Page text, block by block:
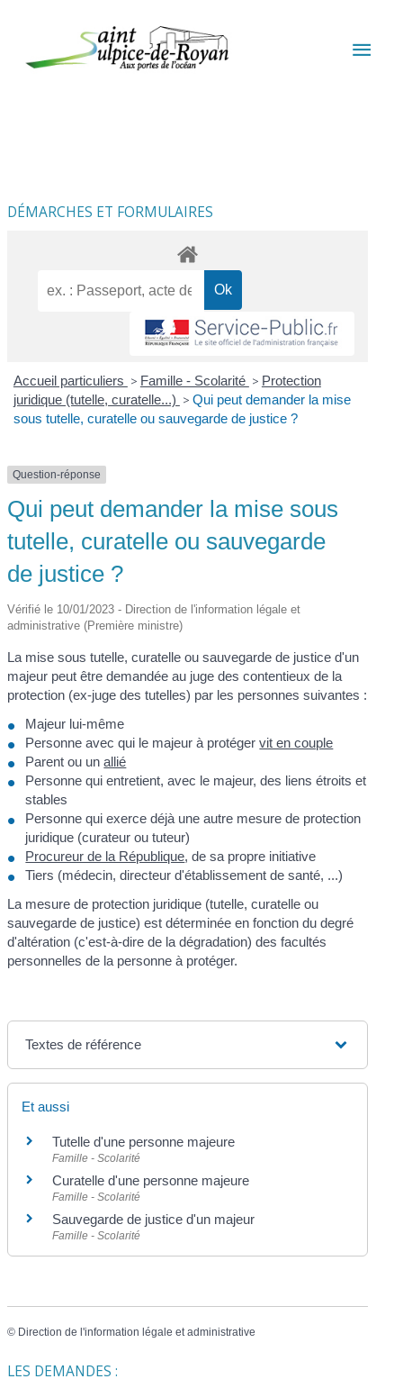
DÉMARCHES ET FORMULAIRES
Accueil particuliers > Famille - Scolarité > Protection
juridique (tutelle, curatelle...) > Qui peut demander la mise
sous tutelle, curatelle ou sauvegarde de justice ?
Question-réponse
Qui peut demander la mise sous
tutelle, curatelle ou sauvegarde
de justice ?
Vérifié le 10/01/2023 - Direction de l'information légale et
administrative (Première ministre)
La mise sous tutelle, curatelle ou sauvegarde de justice d'un
majeur peut être demandée au juge des contentieux de la
protection (ex-juge des tutelles) par les personnes suivantes :
Majeur lui-même
Personne avec qui le majeur à protégervit en couple
Parent ou unallié
Personne qui entretient, avec le majeur, des liens étroits et
stables
Personne qui exerce déjà une autre mesure de protection
juridique (curateur ou tuteur)
Procureur de la République, de sa propre initiative
Tiers (médecin, directeur d'établissement de santé, ...)
La mesure de protection juridique (tutelle, curatelle ou
sauvegarde de justice) est déterminée en fonction du degré
d'altération (c'est-à-dire de la dégradation) des facultés
personnelles de la personne à protéger.
Textes de référence
Et aussi
Tutelle d'une personne majeure
Famille - Scolarité
Curatelle d'une personne majeure
Famille - Scolarité
Sauvegarde de justice d'un majeur
Famille - Scolarité
© Direction de l'information légale et administrative
LES DEMANDES :